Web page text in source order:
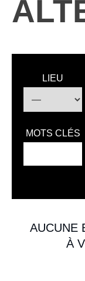
LIEU
MOTS CLÉS
AUCUNE
À